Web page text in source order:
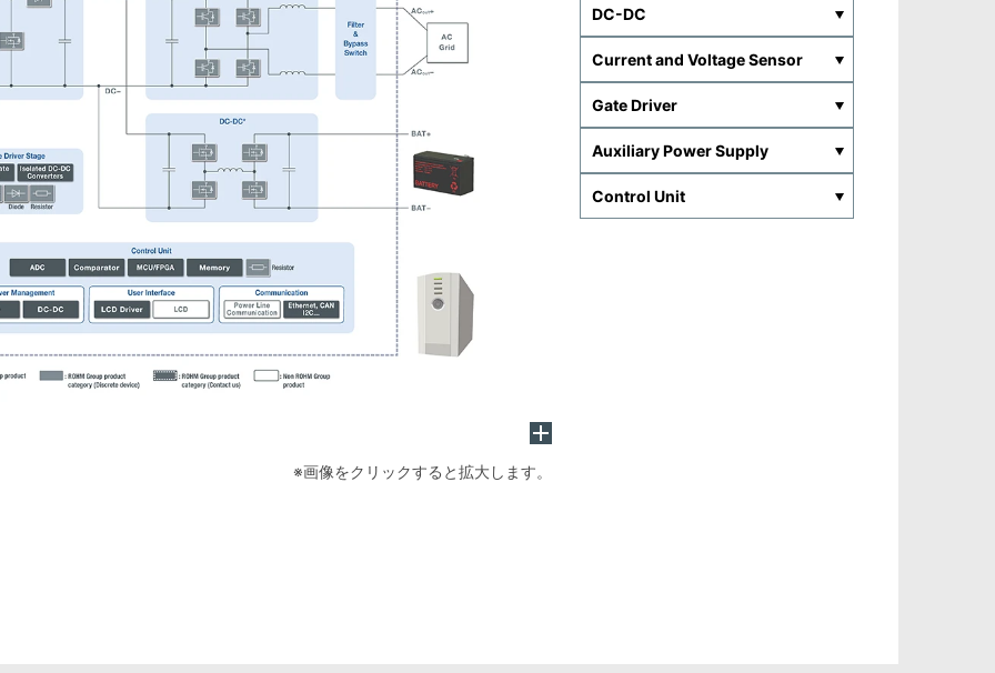
※画像をクリックすると拡大します。
DC-DC
Current and Voltage Sensor
Gate Driver
Auxiliary Power Supply
Control Unit